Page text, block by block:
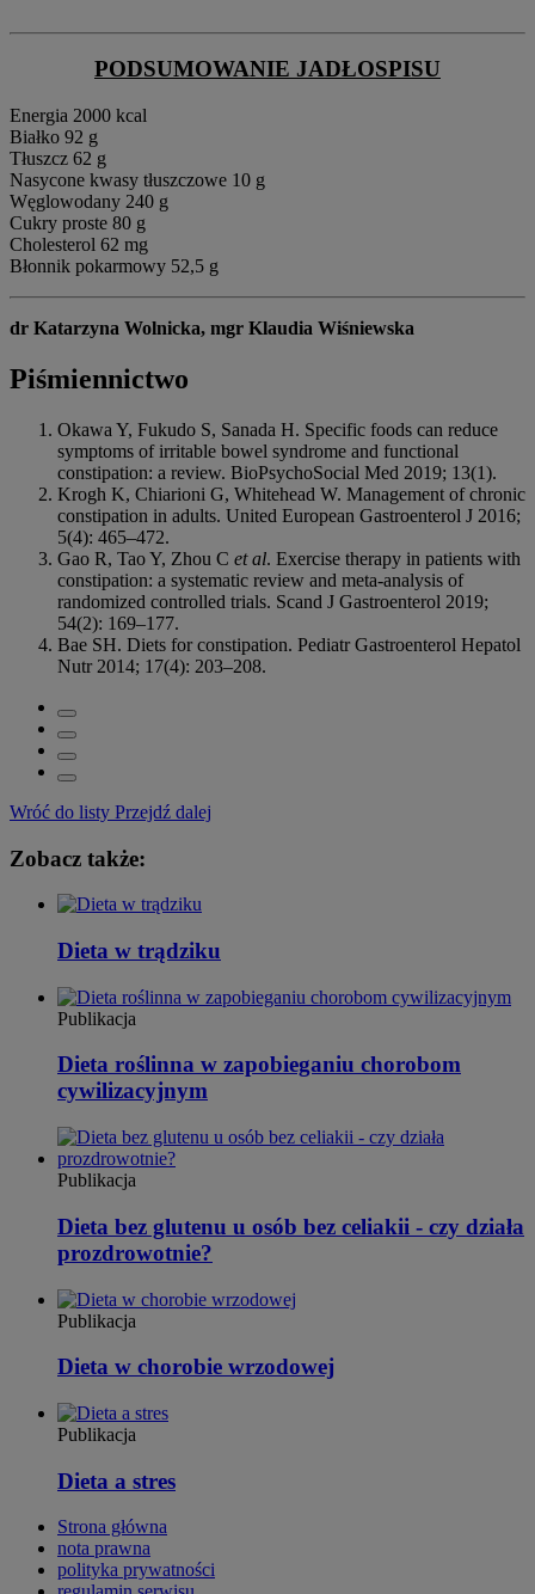
PODSUMOWANIE JADŁOSPISU
Energia 2000 kcal
Białko 92 g
Tłuszcz 62 g
Nasycone kwasy tłuszczowe 10 g
Węglowodany 240 g
Cukry proste 80 g
Cholesterol 62 mg
Błonnik pokarmowy 52,5 g
dr Katarzyna Wolnicka, mgr Klaudia Wiśniewska
Piśmiennictwo
Okawa Y, Fukudo S, Sanada H. Specific foods can reduce
symptoms of irritable bowel syndrome and functional
constipation: a review. BioPsychoSocial Med 2019; 13(1).
Krogh K, Chiarioni G, Whitehead W. Management of chronic
constipation in adults. United European Gastroenterol J 2016;
5(4): 465–472.
Gao R, Tao Y, Zhou C et al. Exercise therapy in patients with
constipation: a systematic review and meta-analysis of
randomized controlled trials. Scand J Gastroenterol 2019;
54(2): 169–177.
Bae SH. Diets for constipation. Pediatr Gastroenterol Hepatol
Nutr 2014; 17(4): 203–208.
Wróć do listy Przejdź dalej
Zobacz także:
Dieta w trądziku
Publikacja
Dieta roślinna w zapobieganiu chorobom
cywilizacyjnym
Publikacja
Dieta bez glutenu u osób bez celiakii - czy działa
prozdrowotnie?
Publikacja
Dieta w chorobie wrzodowej
Publikacja
Dieta a stres
Strona główna
nota prawna
polityka prywatności